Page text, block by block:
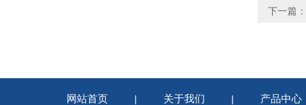
下一篇：
网站首页 | 关于我们 | 产品中心